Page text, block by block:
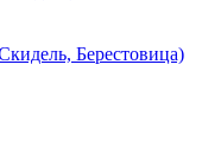
Берестовица)